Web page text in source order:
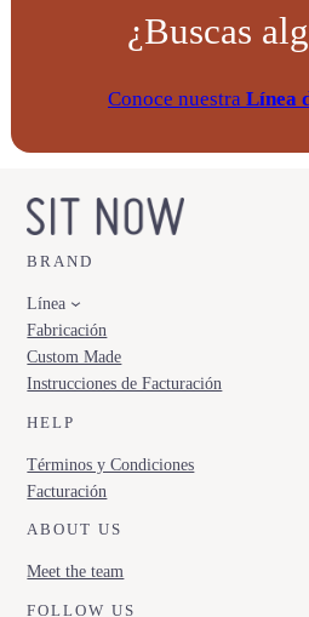
¿Buscas
Conoce nuestra Línea
BRAND
Línea
Fabricación
Custom Made
Instrucciones de Facturación
HELP
Términos y Condiciones
Facturación
ABOUT US
Meet the team
FOLLOW US